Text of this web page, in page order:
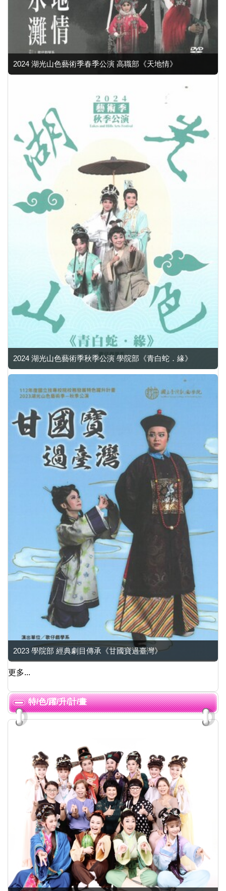
2024 湖光山色藝術季春季公演 高職部《天地情》
2024 湖光山色藝術季秋季公演 學院部《青白蛇．緣》
2023 學院部 經典劇目傳承《甘國寶過臺灣》
更多...
特/色/躍/升/計/畫